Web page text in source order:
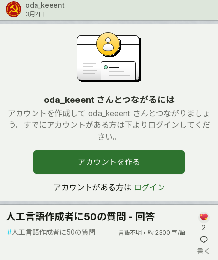
oda_keeent
3月2日
oda_keeent さんとつながるには
アカウントを作成して oda_keeent さんとつながりましょ
う。すでにアカウントがある方は下よりログインしてくだ
さい。
アカウントを作る
アカウントがある方は ログイン
人工言語作成者に50の質問 - 回答
#人工言語作成者に50の質問 言語不明 • 約 2300 字/語
2
書く